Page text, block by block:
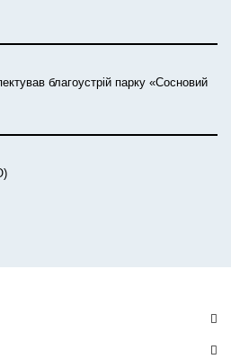
благоустрій парку «Сосновий